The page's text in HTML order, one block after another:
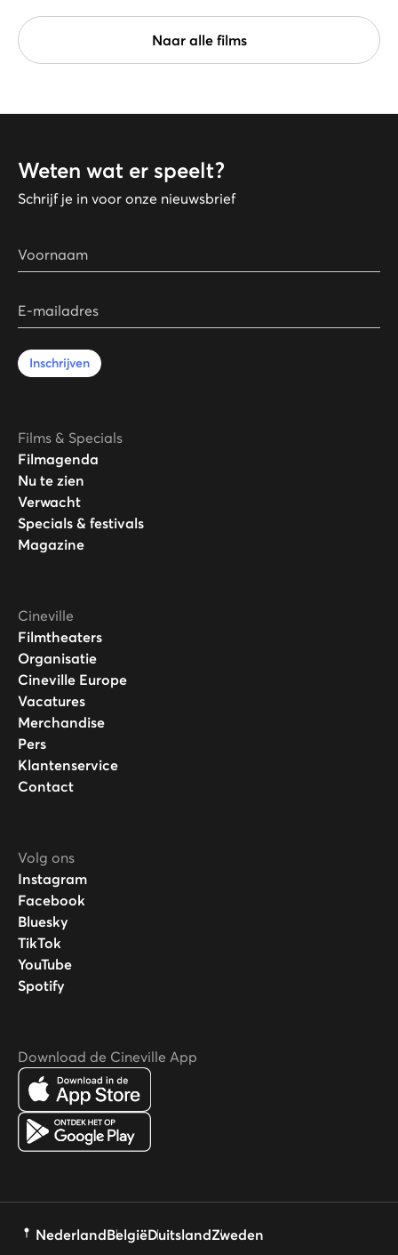
Naar alle films
Weten wat er speelt?
Schrijf je in voor onze nieuwsbrief
Voornaam
E-mailadres
Inschrijven
Films & Specials
Filmagenda
Nu te zien
Verwacht
Specials & festivals
Magazine
Cineville
Filmtheaters
Organisatie
Cineville Europe
Vacatures
Merchandise
Pers
Klantenservice
Contact
Volg ons
Instagram
Facebook
Bluesky
TikTok
YouTube
Spotify
Download de Cineville App
NederlandBelgiëDuitslandZweden